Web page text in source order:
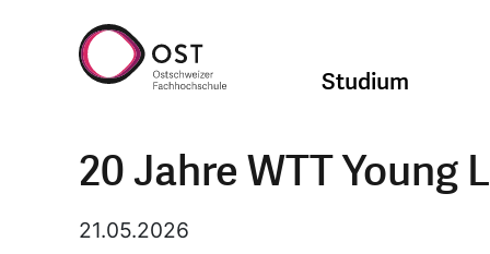
Studium
20 Jahre WTT Young
21.05.2026